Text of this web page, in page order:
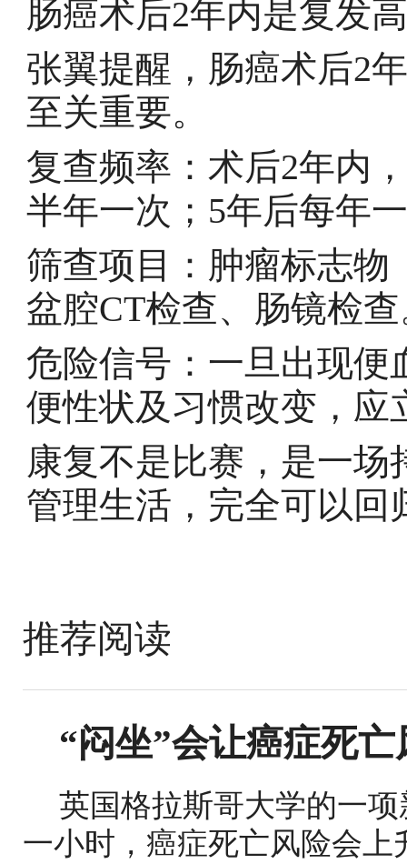
肠癌术后2年内是复发
张翼提醒，肠癌术后2
至关重要。
复查频率：术后2年内
半年一次；5年后每年
筛查项目：肿瘤标志物
盆腔CT检查、肠镜检
危险信号：一旦出现便
便性状及习惯改变，应
康复不是比赛，是一
管理生活，完全可以回
推荐阅读
“闷坐”会让癌症死
英国格拉斯哥大学的一
一小时，癌症死亡风险会上